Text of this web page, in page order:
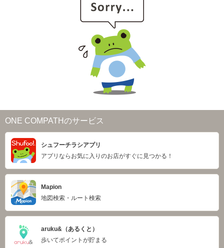
ONE COMPATHのサービス
シュフーチラシアプリ
アプリならお気に入りのお店がすぐに見つかる！
Mapion
地図検索・ルート検索
aruku&（あるくと）
歩いてポイントが貯まる